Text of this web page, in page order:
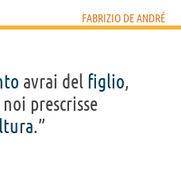
FABRIZIO DE ANDRÉ
avrai del figlio,
noi prescrisse
.”